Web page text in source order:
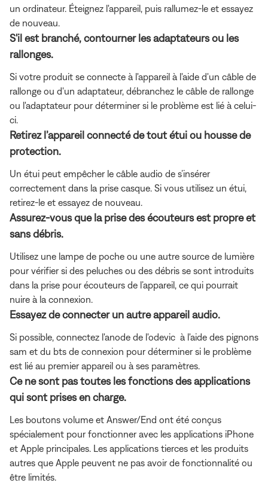
un ordinateur. Éteignez l'appareil, puis rallumez-le et essayez
de nouveau.
S'il est branché, contourner les adaptateurs ou les
rallonges.
Si votre produit se connecte à l'appareil à l'aide d'un câble de
rallonge ou d'un adaptateur, débranchez le câble de rallonge
ou l'adaptateur pour déterminer si le problème est lié à celui-
ci.
Retirez l’appareil connecté de tout étui ou housse de
protection.
Un étui peut empêcher le câble audio de s’insérer
correctement dans la prise casque. Si vous utilisez un étui,
retirez-le et essayez de nouveau.
Assurez-vous que la prise des écouteurs est propre et
sans débris.
Utilisez une lampe de poche ou une autre source de lumière
pour vérifier si des peluches ou des débris se sont introduits
dans la prise pour écouteurs de l’appareil, ce qui pourrait
nuire à la connexion.
Essayez de connecter un autre appareil audio.
Si possible, connectez l'anode de l'odevic à l'aide des pignons
sam et du bts de connexion pour déterminer si le problème
est lié au premier appareil ou à ses paramètres.
Ce ne sont pas toutes les fonctions des applications
qui sont prises en charge.
Les boutons volume et Answer/End ont été conçus
spécialement pour fonctionner avec les applications iPhone
et Apple principales. Les applications tierces et les produits
autres que Apple peuvent ne pas avoir de fonctionnalité ou
être limités.